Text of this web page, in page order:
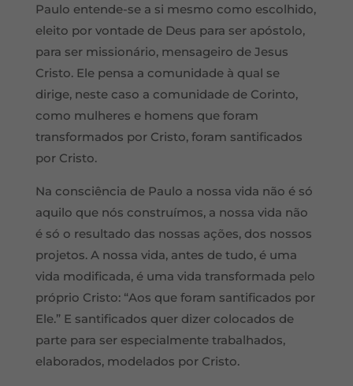
Paulo entende-se a si mesmo como escolhido,
eleito por vontade de Deus para ser apóstolo,
para ser missionário, mensageiro de Jesus
Cristo. Ele pensa a comunidade à qual se
dirige, neste caso a comunidade de Corinto,
como mulheres e homens que foram
transformados por Cristo, foram santificados
por Cristo.
Na consciência de Paulo a nossa vida não é só
aquilo que nós construímos, a nossa vida não
é só o resultado das nossas ações, dos nossos
projetos. A nossa vida, antes de tudo, é uma
vida modificada, é uma vida transformada pelo
próprio Cristo: “Aos que foram santificados por
Ele.” E santificados quer dizer colocados de
parte para ser especialmente trabalhados,
elaborados, modelados por Cristo.